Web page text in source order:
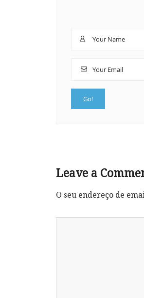
Leave a
O seu endereço de